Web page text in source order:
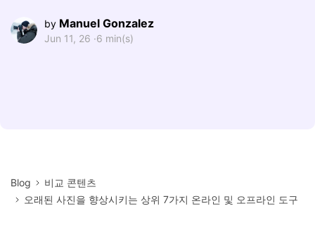
by Manuel Gonzalez
Jun 11, 26 ·6 min(s)
Blog
비교 콘텐츠
오래된 사진을 향상시키는 상위 7가지 온라인 및 오프라인 도구